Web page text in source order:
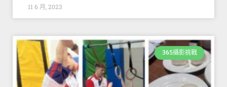
11 6 月, 2023
365攝影挑戰